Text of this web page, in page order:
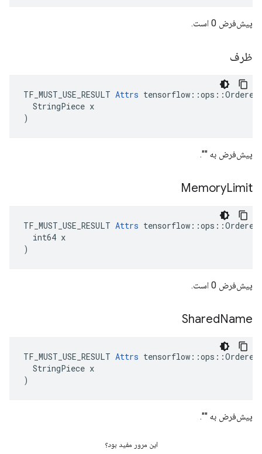
پیش‌فرض 0 است.
ظرف
TF_MUST_USE_RESULT Attrs
  StringPiece x
)
پیش‌فرض به "".
MemoryLimit
TF_MUST_USE_RESULT Attrs
  int64 x
)
پیش‌فرض 0 است.
SharedName
TF_MUST_USE_RESULT Attrs
  StringPiece x
)
پیش‌فرض به "".
این مرور مفید بود؟